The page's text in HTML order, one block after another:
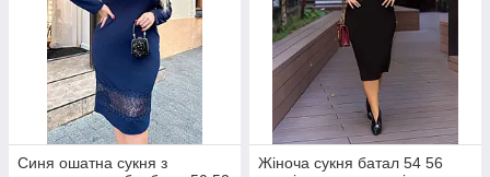
Синя ошатна сукня з
Жіноча сукня батал 54 56